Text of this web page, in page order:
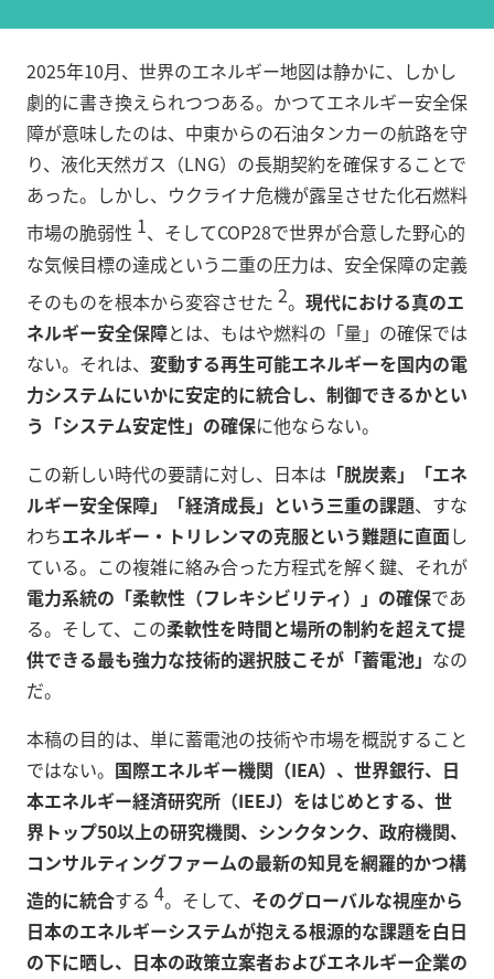
2025年10月、世界のエネルギー地図は静かに、しかし
劇的に書き換えられつつある。かつてエネルギー安全保
障が意味したのは、中東からの石油タンカーの航路を守
り、液化天然ガス（LNG）の長期契約を確保することで
あった。しかし、ウクライナ危機が露呈させた化石燃料
市場の脆弱性 1、そしてCOP28で世界が合意した野心的
な気候目標の達成という二重の圧力は、安全保障の定義
そのものを根本から変容させた 2。 現代における真のエ
ネルギー安全保障とは、もはや燃料の「量」の確保では
ない。それは、 変動する再生可能エネルギーを国内の電
力システムにいかに安定的に統合し、制御できるかとい
う「システム安定性」の確保に他ならない。
この新しい時代の要請に対し、日本は 「脱炭素」「エネ
ルギー安全保障」「経済成長」という三重の課題、すな
わちエネルギー・トリレンマの克服という難題に直面し
ている。この複雑に絡み合った方程式を解く鍵、それが
電力系統の「柔軟性（フレキシビリティ）」の確保であ
る。そして、この柔軟性を時間と場所の制約を超えて提
供できる最も強力な技術的選択肢こそが「蓄電池」 なの
だ。
本稿の目的は、単に蓄電池の技術や市場を概説すること
ではない。 国際エネルギー機関（IEA）、世界銀行、日
本エネルギー経済研究所（IEEJ）をはじめとする、世
界トップ50以上の研究機関、シンクタンク、政府機関、
コンサルティングファームの最新の知見を網羅的かつ構
造的に統合する 4。そして、 そのグローバルな視座から
日本のエネルギーシステムが抱える根源的な課題を白日
の下に晒し、日本の政策立案者およびエネルギー企業の